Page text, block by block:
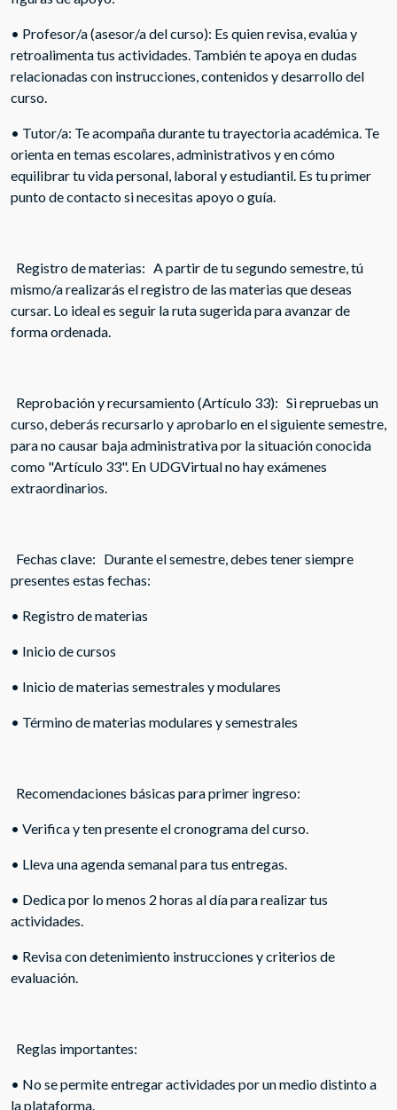
• Profesor/a (asesor/a del curso): Es quien revisa, evalúa y
retroalimenta tus actividades. También te apoya en dudas
relacionadas con instrucciones, contenidos y desarrollo del
curso.
• Tutor/a: Te acompaña durante tu trayectoria académica. Te
orienta en temas escolares, administrativos y en cómo
equilibrar tu vida personal, laboral y estudiantil. Es tu primer
punto de contacto si necesitas apoyo o guía.
Registro de materias: A partir de tu segundo semestre, tú
mismo/a realizarás el registro de las materias que deseas
cursar. Lo ideal es seguir la ruta sugerida para avanzar de
forma ordenada.
Reprobación y recursamiento (Artículo 33): Si repruebas un
curso, deberás recursarlo y aprobarlo en el siguiente semestre,
para no causar baja administrativa por la situación conocida
como "Artículo 33". En UDGVirtual no hay exámenes
extraordinarios.
Fechas clave: Durante el semestre, debes tener siempre
presentes estas fechas:
• Registro de materias
• Inicio de cursos
• Inicio de materias semestrales y modulares
• Término de materias modulares y semestrales
Recomendaciones básicas para primer ingreso:
• Verifica y ten presente el cronograma del curso.
• Lleva una agenda semanal para tus entregas.
• Dedica por lo menos 2 horas al día para realizar tus
actividades.
• Revisa con detenimiento instrucciones y criterios de
evaluación.
Reglas importantes:
• No se permite entregar actividades por un medio distinto a
la plataforma.